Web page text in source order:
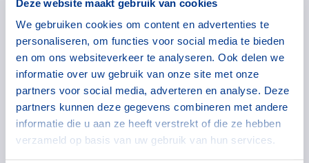
Deze website maakt gebruik van cookies
We gebruiken cookies om content en advertenties te
personaliseren, om functies voor social media te bieden
en om ons websiteverkeer te analyseren. Ook delen we
informatie over uw gebruik van onze site met onze
partners voor social media, adverteren en analyse. Deze
partners kunnen deze gegevens combineren met andere
informatie die u aan ze heeft verstrekt of die ze hebben
verzameld op basis van uw gebruik van hun services.
Stap 3: Wat gaan we doen?
Goede afspraken geven duidelijkheid over de
omgangsnormen en regels op een sportclub. Het
uitgangspunt hiervan zijn de gedragsregels van
NOC*NSF en de sportbonden. Deze zijn bindend
voor elke sportclub.